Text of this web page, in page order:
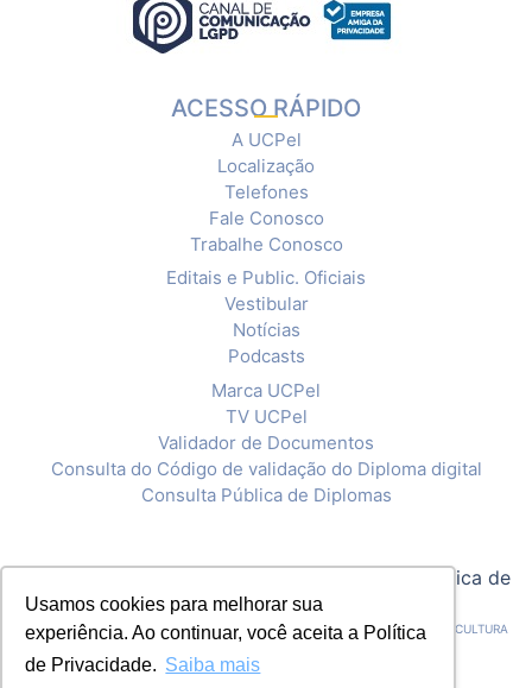
Usamos cookies para melhorar sua
experiência. Ao continuar, você aceita a Política
de Privacidade. Saiba mais
ACESSO RÁPIDO
A UCPel
Localização
Telefones
Fale Conosco
Trabalhe Conosco
Editais e Public. Oficiais
Vestibular
Notícias
Podcasts
Marca UCPel
TV UCPel
Validador de Documentos
Consulta do Código de validação do Diploma digital
Consulta Pública de Diplomas
Política de
Privacidade
CNPJ: 92.238.914/0001-03 - ASSOCIAÇÃO PELOTENSE DE ASSISTÊNCIA E CULTURA